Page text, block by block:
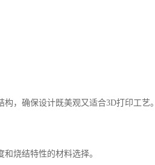
，确保设计既美观又适合3D打印工艺。
烧结特性的材料选择。